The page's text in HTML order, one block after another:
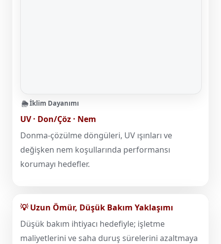
🌦️ İklim Dayanımı
UV · Don/Çöz · Nem
Donma-çözülme döngüleri, UV ışınları ve
değişken nem koşullarında performansı
korumayı hedefler.
💡 Uzun Ömür, Düşük Bakım Yaklaşımı
Düşük bakım ihtiyacı hedefiyle; işletme
maliyetlerini ve saha duruş sürelerini azaltmaya